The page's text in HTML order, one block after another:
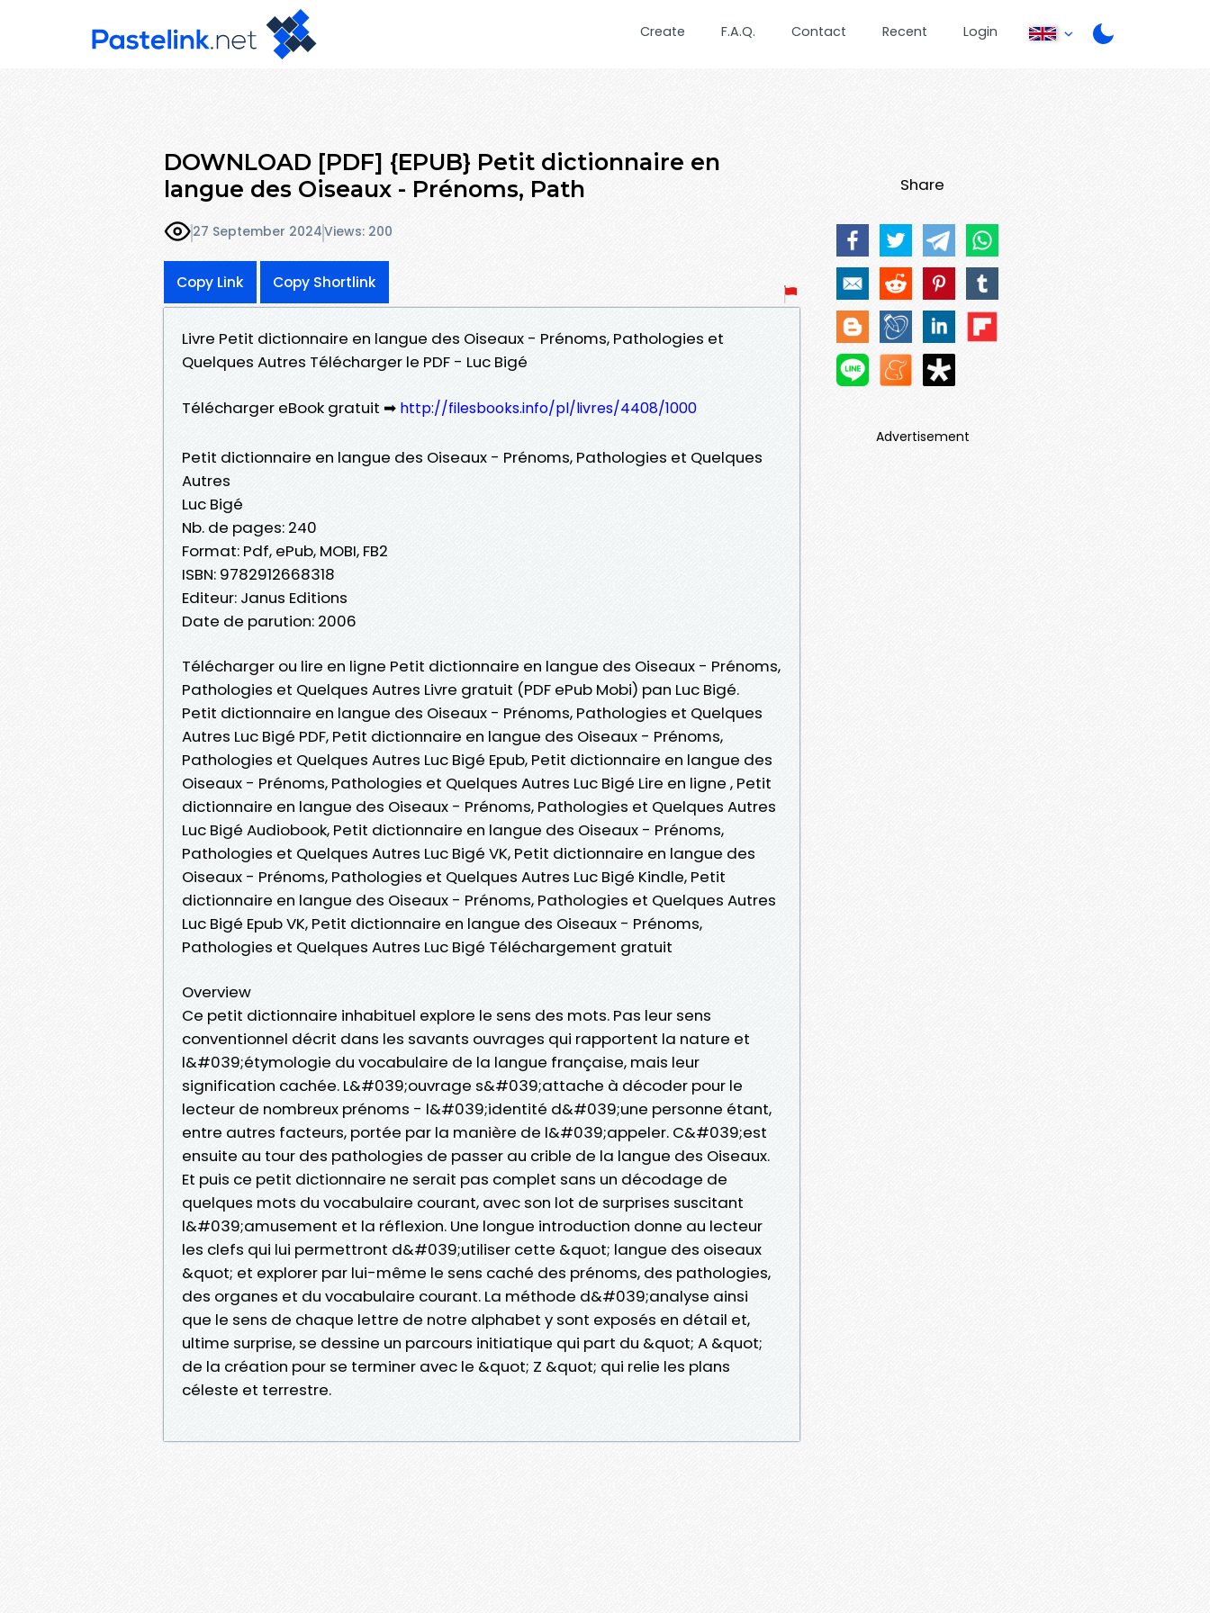
Create F.A.Q. Contact Recent Login
DOWNLOAD [PDF] {EPUB} Petit dictionnaire en
langue des Oiseaux - Prénoms, Path
27 September 2024Views: 200
Copy Link Copy Shortlink
Livre Petit dictionnaire en langue des Oiseaux - Prénoms, Pathologies et
Quelques Autres Télécharger le PDF - Luc Bigé
Télécharger eBook gratuit ➡ http://filesbooks.info/pl/livres/4408/1000
Petit dictionnaire en langue des Oiseaux - Prénoms, Pathologies et Quelques
Autres
Luc Bigé
Nb. de pages: 240
Format: Pdf, ePub, MOBI, FB2
ISBN: 9782912668318
Editeur: Janus Editions
Date de parution: 2006
Télécharger ou lire en ligne Petit dictionnaire en langue des Oiseaux - Prénoms,
Pathologies et Quelques Autres Livre gratuit (PDF ePub Mobi) pan Luc Bigé.
Petit dictionnaire en langue des Oiseaux - Prénoms, Pathologies et Quelques
Autres Luc Bigé PDF, Petit dictionnaire en langue des Oiseaux - Prénoms,
Pathologies et Quelques Autres Luc Bigé Epub, Petit dictionnaire en langue des
Oiseaux - Prénoms, Pathologies et Quelques Autres Luc Bigé Lire en ligne , Petit
dictionnaire en langue des Oiseaux - Prénoms, Pathologies et Quelques Autres
Luc Bigé Audiobook, Petit dictionnaire en langue des Oiseaux - Prénoms,
Pathologies et Quelques Autres Luc Bigé VK, Petit dictionnaire en langue des
Oiseaux - Prénoms, Pathologies et Quelques Autres Luc Bigé Kindle, Petit
dictionnaire en langue des Oiseaux - Prénoms, Pathologies et Quelques Autres
Luc Bigé Epub VK, Petit dictionnaire en langue des Oiseaux - Prénoms,
Pathologies et Quelques Autres Luc Bigé Téléchargement gratuit
Overview
Ce petit dictionnaire inhabituel explore le sens des mots. Pas leur sens
conventionnel décrit dans les savants ouvrages qui rapportent la nature et
l&#039;étymologie du vocabulaire de la langue française, mais leur
signification cachée. L&#039;ouvrage s&#039;attache à décoder pour le
lecteur de nombreux prénoms - l&#039;identité d&#039;une personne étant,
entre autres facteurs, portée par la manière de l&#039;appeler. C&#039;est
ensuite au tour des pathologies de passer au crible de la langue des Oiseaux.
Et puis ce petit dictionnaire ne serait pas complet sans un décodage de
quelques mots du vocabulaire courant, avec son lot de surprises suscitant
l&#039;amusement et la réflexion. Une longue introduction donne au lecteur
les clefs qui lui permettront d&#039;utiliser cette &quot; langue des oiseaux
&quot; et explorer par lui-même le sens caché des prénoms, des pathologies,
des organes et du vocabulaire courant. La méthode d&#039;analyse ainsi
que le sens de chaque lettre de notre alphabet y sont exposés en détail et,
ultime surprise, se dessine un parcours initiatique qui part du &quot; A &quot;
de la création pour se terminer avec le &quot; Z &quot; qui relie les plans
céleste et terrestre.
Share
Advertisement